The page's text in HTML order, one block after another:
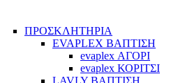
ΠΡΟΣΚΛΗΤΗΡΙΑ
EVAPLEX ΒΑΠΤΙΣΗ
evaplex ΑΓΟΡΙ
evaplex ΚΟΡΙΤΣΙ
LAVLY ΒΑΠΤΙΣΗ